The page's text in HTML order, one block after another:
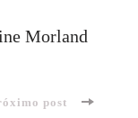
Morland
post